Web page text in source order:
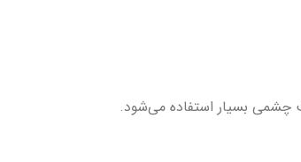
بسیار استفاده می‌شود.